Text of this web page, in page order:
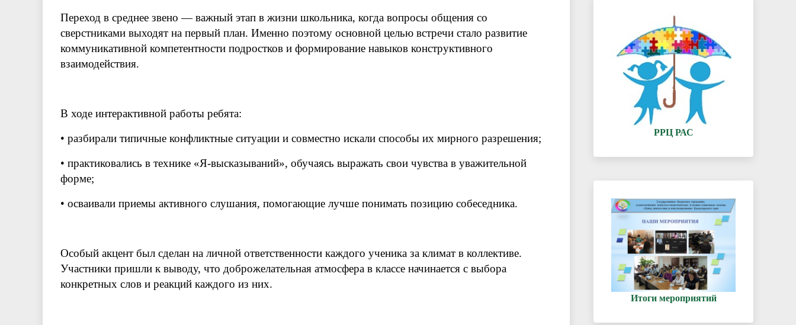
Переход в среднее звено — важный этап в жизни школьника, когда вопросы общения со
сверстниками выходят на первый план. Именно поэтому основной целью встречи стало развитие
коммуникативной компетентности подростков и формирование навыков конструктивного
взаимодействия.
В ходе интерактивной работы ребята:
• разбирали типичные конфликтные ситуации и совместно искали способы их мирного разрешения;
• практиковались в технике «Я-высказываний», обучаясь выражать свои чувства в уважительной
форме;
• осваивали приемы активного слушания, помогающие лучше понимать позицию собеседника.
Особый акцент был сделан на личной ответственности каждого ученика за климат в коллективе.
Участники пришли к выводу, что доброжелательная атмосфера в классе начинается с выбора
конкретных слов и реакций каждого из них.
РРЦ РАС
Итоги мероприятий